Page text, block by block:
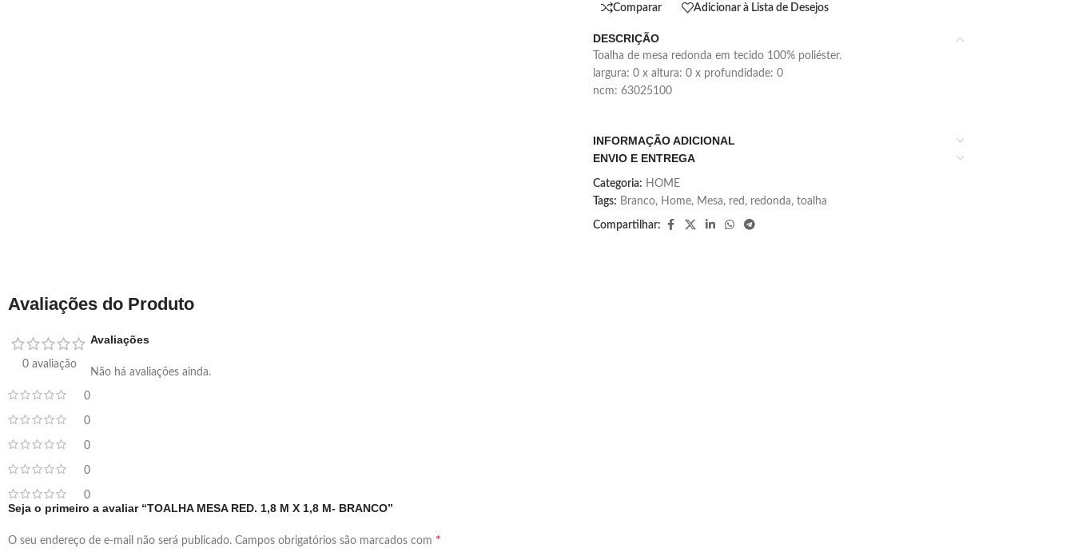
Comparar Adicionar à Lista de Desejos
DESCRIÇÃO
toalha de mesa redonda em tecido 100% poliéster.
largura: 0 x altura: 0 x profundidade: 0
ncm: 63025100
INFORMAÇÃO ADICIONAL
ENVIO E ENTREGA
Categoria: HOME
Tags: Branco, Home, Mesa, red , redonda, toalha
Compartilhar:
Avaliações do Produto
0 avaliação
0
0
0
0
0
Avaliações
Não há avaliações ainda.
Seja o primeiro a avaliar “TOALHA MESA RED. 1,8 M X 1,8 M- BRANCO”
O seu endereço de e-mail não será publicado. Campos obrigatórios são marcados com *